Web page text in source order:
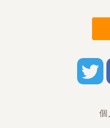
担当さんの説
も迅速に対応
三重県／
個